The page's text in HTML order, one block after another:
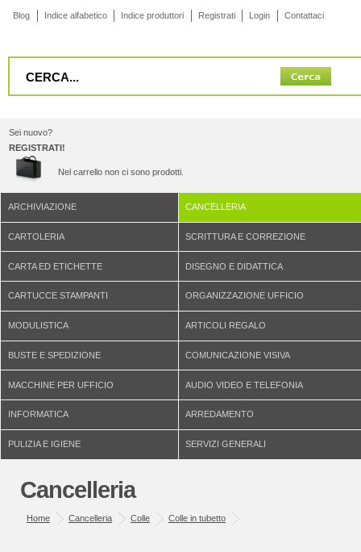
Blog Indice alfabetico Indice produttori Registrati Login Contattaci
Sei nuovo?
REGISTRATI!
Nel carrello non ci sono prodotti.
ARCHIVIAZIONE CANCELLERIA
CARTOLERIA SCRITTURA E CORREZIONE
CARTA ED ETICHETTE DISEGNO E DIDATTICA
CARTUCCE STAMPANTI ORGANIZZAZIONE UFFICIO
MODULISTICA ARTICOLI REGALO
BUSTE E SPEDIZIONE COMUNICAZIONE VISIVA
MACCHINE PER UFFICIO AUDIO VIDEO E TELEFONIA
INFORMATICA ARREDAMENTO
PULIZIA E IGIENE SERVIZI GENERALI
Cancelleria
Home Cancelleria Colle Colle in tubetto